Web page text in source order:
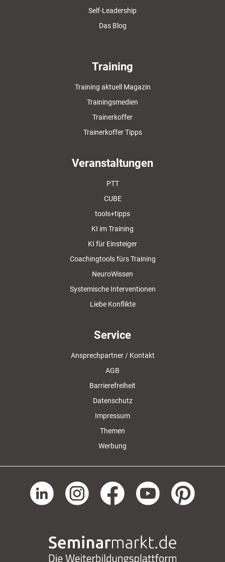
Self-Leadership
Das Blog
Training
Training aktuell Magazin
Trainingsmedien
Trainerkoffer
Trainerkoffer Tipps
Veranstaltungen
PTT
CUBE
tools+tipps
KI im Training
KI für Einsteiger
Coachingtools fürs Training
NeuroWissen
Systemische Interventionen
Liebe Konflikte
Service
Ansprechpartner / Kontakt
AGB
Barrierefreiheit
Datenschutz
Impressum
Themen
Werbung